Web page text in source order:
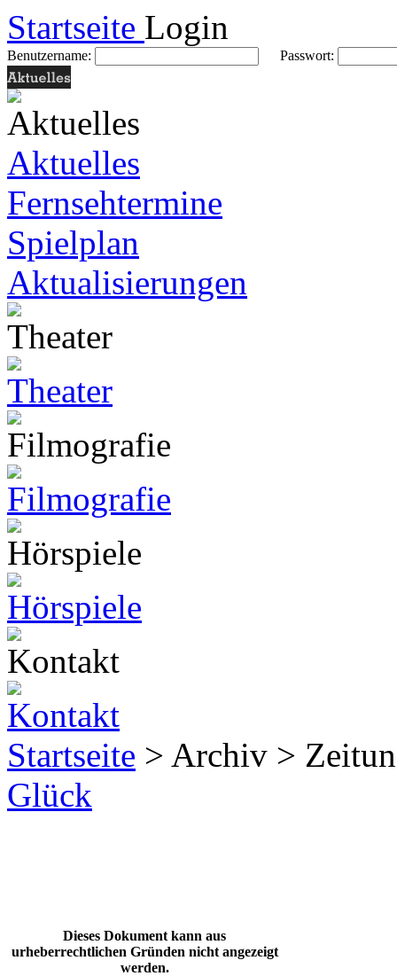
Startseite Login
Benutzername: Passwort:
Aktuelles
Fernsehtermine
Spielplan
Aktualisierungen
Startseite > Archiv >
Glück
Dieses Dokument kann aus
urheberrechtlichen Gründen nicht angezeigt
werden.